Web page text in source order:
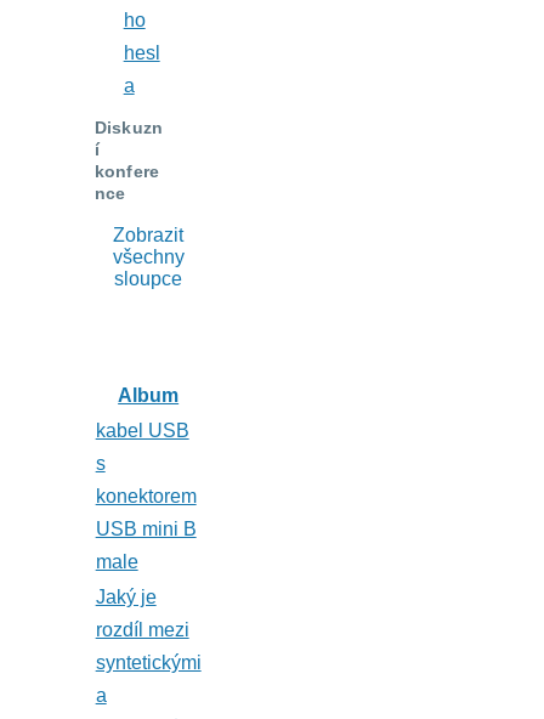
ho
hesl
a
Diskuzn
í
konfere
nce
Zobrazit
všechny
sloupce
Album
kabel USB
s
konektorem
USB mini B
male
Jaký je
rozdíl mezi
syntetickými
a